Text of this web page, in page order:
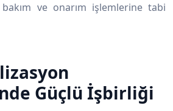
ve onarım işlemlerine tabi
Güçlü İşbirliği